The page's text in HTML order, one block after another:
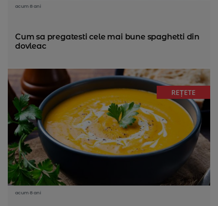
acum 8 ani
Cum sa pregatesti cele mai bune spaghetti din
dovleac
REȚETE
acum 8 ani